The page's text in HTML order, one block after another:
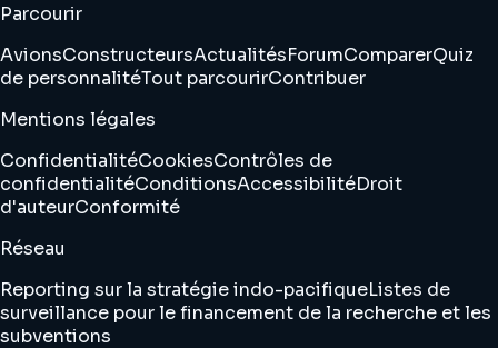
Parcourir
AvionsConstructeursActualitésForumComparerQuiz
de personnalitéTout parcourirContribuer
Mentions légales
ConfidentialitéCookiesContrôles de
confidentialitéConditionsAccessibilitéDroit
d'auteurConformité
Réseau
Reporting sur la stratégie indo-pacifiqueListes de
surveillance pour le financement de la recherche et les
subventions